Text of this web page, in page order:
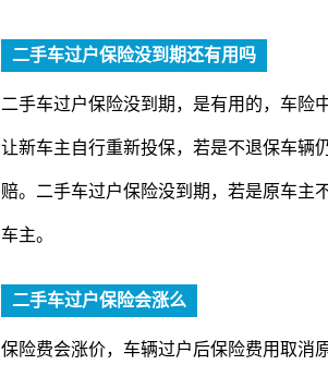
二手车过户保险没到期还有用吗
二手车过户保险没到期，是有用的，车险
让新车主自行重新投保，若是不退保车辆
赔。二手车过户保险没到期，若是原车主
车主。
二手车过户保险会涨么
保险费会涨价，车辆过户后保险费用取消